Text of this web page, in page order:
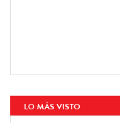
LO MÁS VISTO